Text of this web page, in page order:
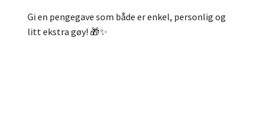
Gi en pengegave som både er enkel, personlig og
litt ekstra gøy! 🎁✨